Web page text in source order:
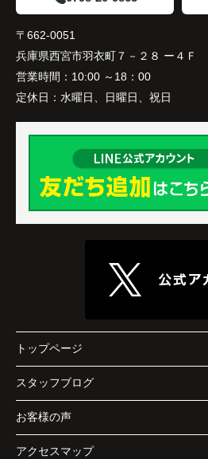
〒662-0051
兵庫県西宮市羽衣町７－２８ ー４Ｆ
営業時間： 10:00 ～18：00
定休日： 水曜日、日曜日、祝日
トップページ
スタッフブログ
お客様の声
アクセスマップ